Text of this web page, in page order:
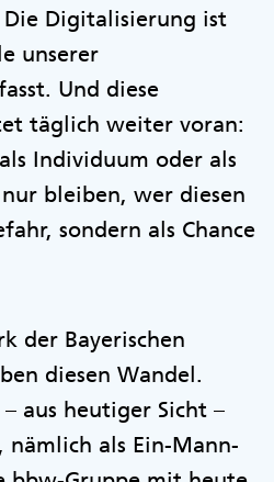
Digitalisierung ist
unserer
Und diese
täglich weiter voran:
Individuum oder als
bleiben, wer diesen
sondern als Chance
der Bayerischen
diesen Wandel.
aus heutiger Sicht –
nämlich als Ein-Mann-